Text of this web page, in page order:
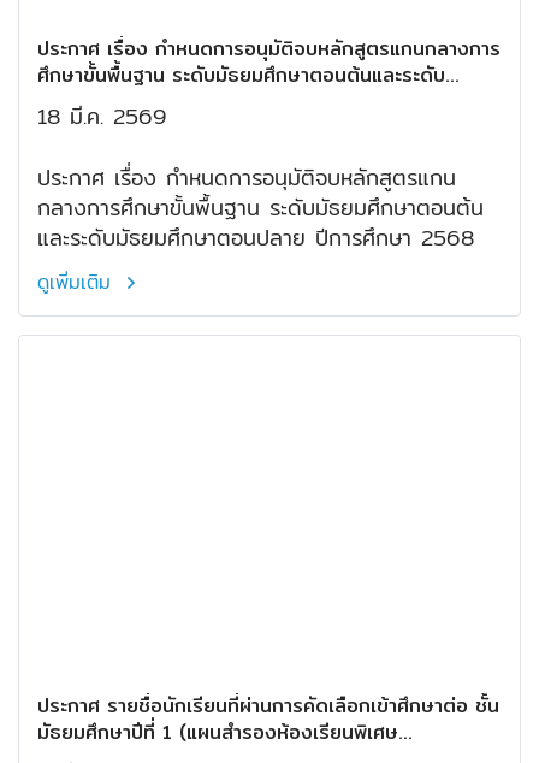
ประกาศ เรื่อง กำหนดการอนุมัติจบหลักสูตรแกนกลางการ
ศึกษาขั้นพื้นฐาน ระดับมัธยมศึกษาตอนต้นและระดับ
มัธยมศึกษาตอนปลาย ปีการศึกษา 2568
18 มี.ค. 2569
ประกาศ เรื่อง กำหนดการอนุมัติจบหลักสูตรแกน
กลางการศึกษาขั้นพื้นฐาน ระดับมัธยมศึกษาตอนต้น
และระดับมัธยมศึกษาตอนปลาย ปีการศึกษา 2568
ดูเพิ่มเติม
ประกาศ รายชื่อนักเรียนที่ผ่านการคัดเลือกเข้าศึกษาต่อ ชั้น
มัธยมศึกษาปีที่ 1 (แผนสำรองห้องเรียนพิเศษ